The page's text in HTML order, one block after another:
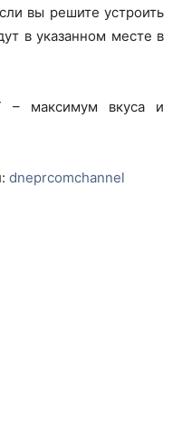
вы решите устроить
в указанном месте в
– максимум вкуса и
dneprcomchannel